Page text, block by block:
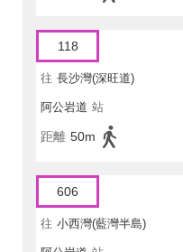
118
往 長沙灣(深旺道)
阿公岩道 站
距離 50m
606
往 小西灣(藍灣半島)